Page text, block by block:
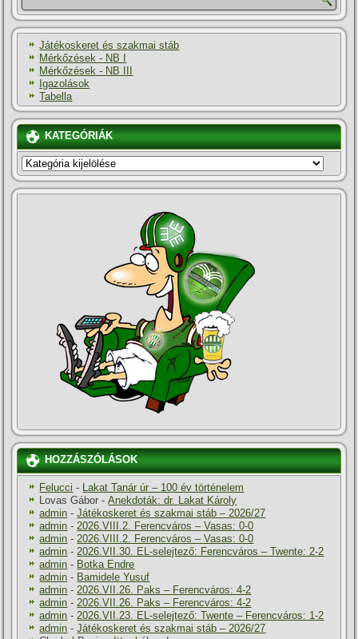
Játékoskeret és szakmai stáb
Mérkőzések - NB I
Mérkőzések - NB III
Igazolások
Tabella
KATEGÓRIÁK
KATEGÓRIÁK
HOZZÁSZÓLÁSOK
Felucci - Lakat Tanár úr – 100 év történelem
Lovas Gábor -Anekdoták: dr. Lakat Károly
admin -Játékoskeret és szakmai stáb – 2026/27
admin -2026.VIII.2. Ferencváros – Vasas: 0-0
admin -2026.VIII.2. Ferencváros – Vasas: 0-0
admin -2026.VII.30. EL-selejtező: Ferencváros – Twente: 2-2
admin - Botka Endre
admin - Bamidele Yusuf
admin -2026.VII.26. Paks – Ferencváros: 4-2
admin -2026.VII.26. Paks – Ferencváros: 4-2
admin -2026.VII.23. EL-selejtező: Twente – Ferencváros: 1-2
admin -Játékoskeret és szakmai stáb – 2026/27